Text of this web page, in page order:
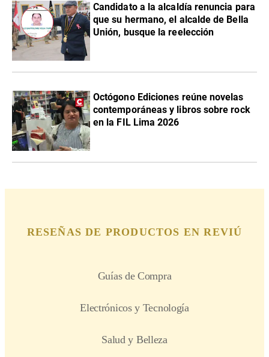
Candidato a la alcaldía renuncia para
que su hermano, el alcalde de Bella
Unión, busque la reelección
Octógono Ediciones reúne novelas
contemporáneas y libros sobre rock
en la FIL Lima 2026